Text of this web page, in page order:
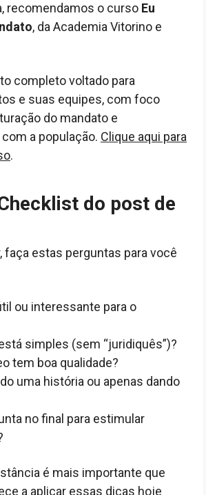
recomendamos o curso Eu
, da Academia Vitorino e
completo voltado para
e suas equipes, com foco
do mandato e
a população. Clique aqui para
.
do post de
faça estas perguntas para você
ou interessante para o
simples (sem “juridiquês”)?
tem boa qualidade?
uma história ou apenas dando
no final para estimular
é mais importante que
a aplicar essas dicas hoje